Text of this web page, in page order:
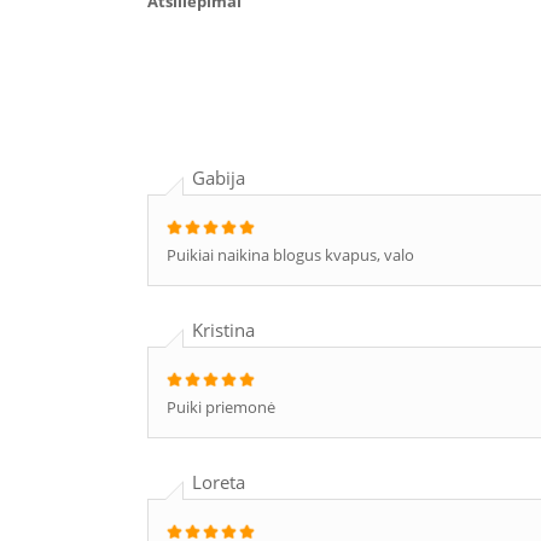
Gabija
Puikiai naikina blogus kvapus, valo
Kristina
Puiki priemonė
Loreta